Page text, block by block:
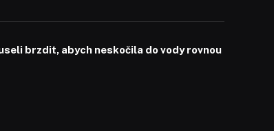
brzdit, abych neskočila do vody rovnou